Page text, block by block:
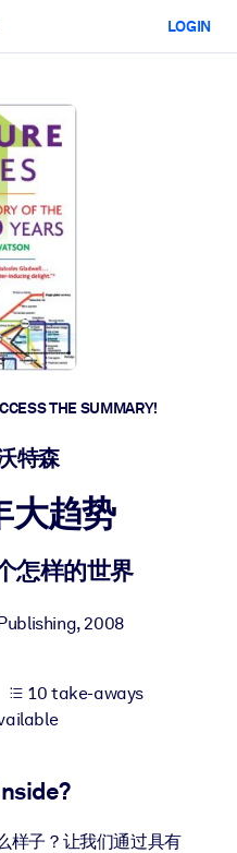
AI skills.
era of work.
solve real problems, and
trusted, ready-to-use business
structured knowledge to
LOGIN
THE SUMMARY!
特森
大趋势
怎样的世界
,2008
10 take-aways
样子？让我们通过具有